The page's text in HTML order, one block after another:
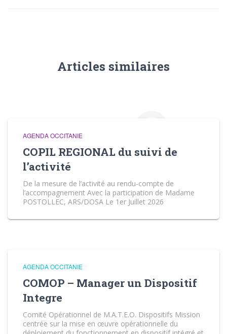
Articles similaires
AGENDA OCCITANIE
COPIL REGIONAL du suivi de
l’activité
De la mesure de l’activité au rendu-compte de
l’accompagnement Avec la participation de Madame
POSTOLLEC, ARS/DOSA Le 1er Juillet 2026
AGENDA OCCITANIE
COMOP – Manager un Dispositif
Integre
Comité Opérationnel de M.A.T.E.O. Dispositifs Mission
centrée sur la mise en œuvre opérationnelle du